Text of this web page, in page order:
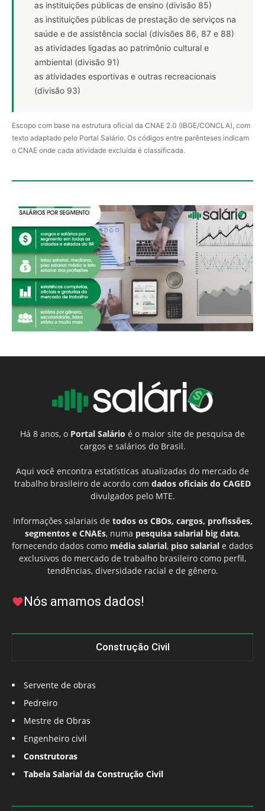
as instituições públicas de ensino (divisão 85)
as instituições públicas de prestação de serviços na
saúde e de assistência social (divisões 86, 87 e 88)
as atividades ligadas ao patrimônio cultural e
ambiental (divisão 91)
as atividades esportivas e outras recreacionais
(divisão 93)
Escopo com base na estrutura oficial da CNAE 2.0 (IBGE/CONCLA), com
texto adaptado pelo Portal Salário. Os códigos entre parênteses indicam
o CNAE onde cada atividade excluída é classificada.
Há 8 anos, o Portal Salário é o maior site de pesquisa de
cargos e salários do Brasil.
Aqui você encontra estatísticas atualizadas do mercado de
trabalho brasileiro de acordo com dados oficiais do CAGED
divulgados pelo MTE.
Informações salariais de todos os CBOs, cargos, profissões,
segmentos e CNAEs, numa pesquisa salarial big data,
fornecendo dados como média salarial, piso salarial e dados
exclusivos do mercado de trabalho brasileiro como perfil,
tendências, diversidade racial e de gênero.
Nós amamos dados!
Construção Civil
Servente de obras
Pedreiro
Mestre de Obras
Engenheiro civil
Construtoras
Tabela Salarial da Construção Civil